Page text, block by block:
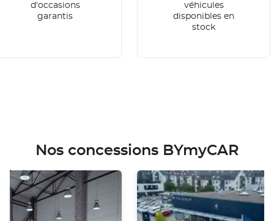
d'occasions
garantis
véhicules
disponibles en
stock
Nos concessions BYmyCAR